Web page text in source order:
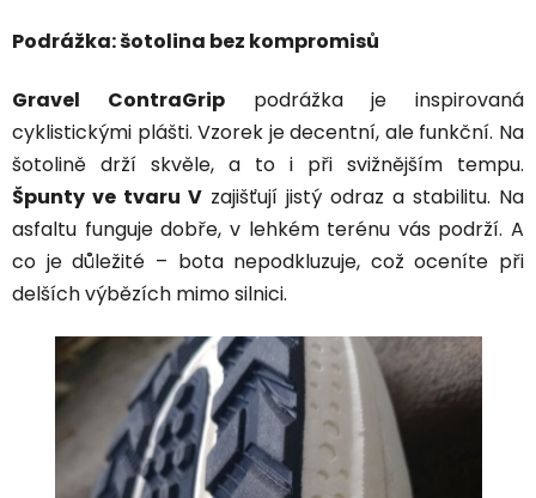
Podrážka: šotolina bez kompromisů
Gravel ContraGrippodrážka je inspirovaná
cyklistickými plášti. Vzorek je decentní, ale funkční. Na
šotolině drží skvěle, a to i při svižnějším tempu.
Špunty ve tvaru V zajišťují jistý odraz a stabilitu. Na
asfaltu funguje dobře, v lehkém terénu vás podrží. A
co je důležité – bota nepodkluzuje, což oceníte při
delších výbězích mimo silnici.